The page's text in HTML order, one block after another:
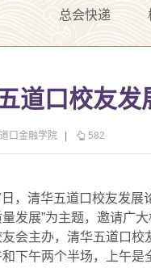
总会快递
道口校友
口金融学院 582
日，清华五道口校友发
发展”为主题，邀请广
会主办，清华五道口
下午两个半场，上午是